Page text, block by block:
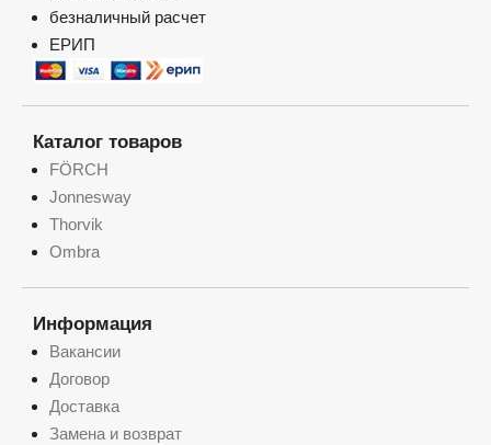
безналичный расчет
ЕРИП
Каталог товаров
FÖRCH
Jonnesway
Thorvik
Ombra
Информация
Вакансии
Договор
Доставка
Замена и возврат